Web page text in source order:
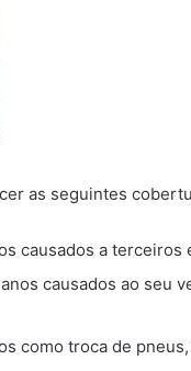
as seguintes
causados a terceiros
causados ao seu
como troca de